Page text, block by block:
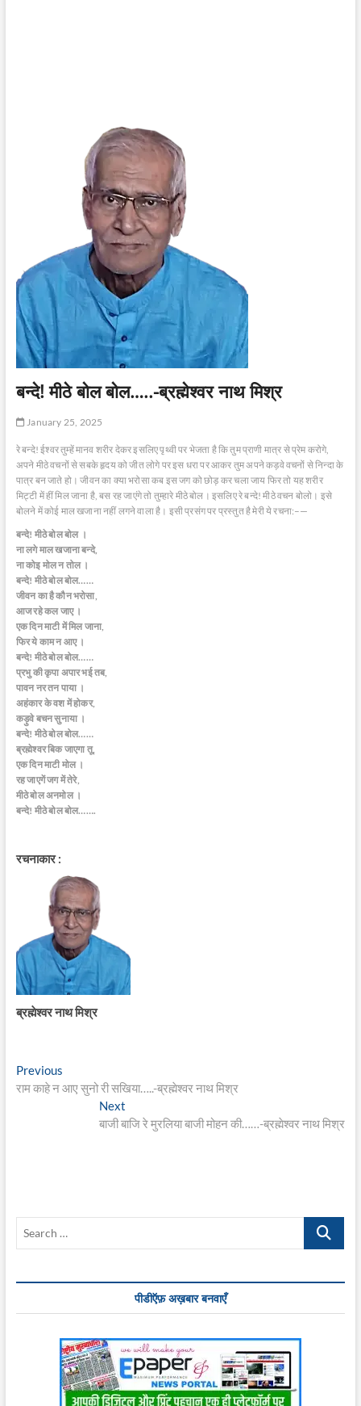
बन्दे! मीठे बोल बोल…..-ब्रह्मेश्वर नाथ मिश्र
January 25, 2025
रे बन्दे! ईश्वर तुम्हें मानव शरीर देकर इसलिए पृथ्वी पर भेजता है कि तुम प्राणी मात्र से प्रेम करोगे,
अपने मीठे वचनों से सबके हृदय को जीत लोगे पर इस धरा पर आकर तुम अपने कड़वे वचनों से निन्दा के
पात्र बन जाते हो। जीवन का क्या भरोसा कब इस जग को छोड़ कर चला जाय फिर तो यह शरीर
मिट्टी में हीं मिल जाना है, बस रह जाएंगे तो तुम्हारे मीठे बोल। इसलिए रे बन्दे! मीठे वचन बोलो। इसे
बोलने में कोई माल खजाना नहीं लगने वाला है। इसी प्रसंग पर प्रस्तुत है मेरी ये रचना:–—
बन्दे! मीठे बोल बोल ।
ना लगे माल खजाना बन्दे,
ना कोइ मोल न तोल ।
बन्दे! मीठे बोल बोल……
जीवन का है कौन भरोसा,
आज रहे कल जाए ।
एक दिन माटी में मिल जाना,
फिर ये काम न आए ।
बन्दे! मीठे बोल बोल……
प्रभु की कृपा अपार भई तब,
पावन नर तन पाया ।
अहंकार के वश में होकर,
कड़ुवे बचन सुनाया ।
बन्दे! मीठे बोल बोल……
ब्रह्मेश्वर बिक जाएगा तू,
एक दिन माटी मोल ।
रह जाएगें जग में तेरे,
मीठे बोल अनमोल ।
बन्दे! मीठे बोल बोल…….
रचनाकार :
ब्रह्मेश्वर नाथ मिश्र
Post
navigation
PreviousPrevious
post:
राम काहे न आए सुनो री सखिया…..-ब्रह्मेश्वर नाथ मिश्र
Next
post:
बाजी बाजि रे मुरलिया बाजी मोहन की……-ब्रह्मेश्वर नाथ मिश्र
Search
पीडीऍफ़ अख़बार बनवाएँ